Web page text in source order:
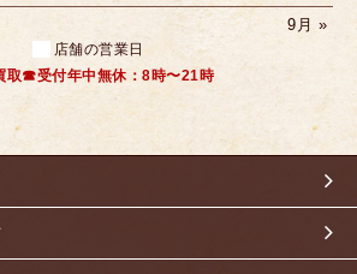
9月 »
店舗の営業日
取☎受付年中無休：8時〜21時